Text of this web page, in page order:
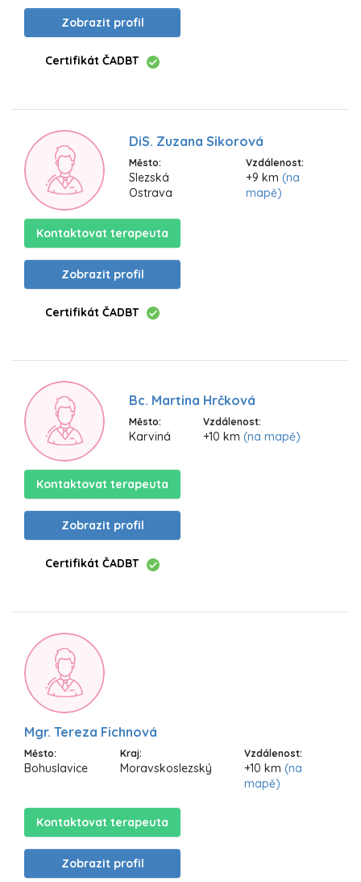
Zobrazit profil
Certifikát ČADBT
DiS. Zuzana Sikorová
Město:
Slezská
Ostrava
Vzdálenost:
+9 km(na
mapě)
Kontaktovat terapeuta
Zobrazit profil
Certifikát ČADBT
Bc. Martina Hrčková
Město:
Karviná
Vzdálenost:
+10 km (na mapě)
Kontaktovat terapeuta
Zobrazit profil
Certifikát ČADBT
Mgr. Tereza Fichnová
Město:
Bohuslavice
Kraj:
Moravskoslezský
Vzdálenost:
+10 km (na
mapě)
Kontaktovat terapeuta
Zobrazit profil